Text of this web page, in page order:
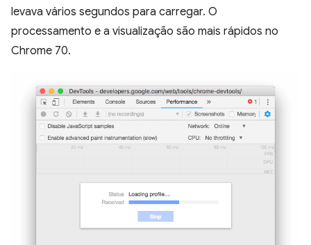
levava vários segundos para carregar. O
processamento e a visualização são mais rápidos no
Chrome 70.